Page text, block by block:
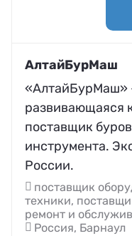
АлтайБурМаш
«АлтайБурМаш»
развивающаяся
поставщик
инструмента.
России.
поставщик
техники,
ремонт и
Россия, Барнаул